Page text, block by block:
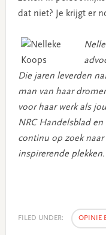
dat niet? Je krijgt er
Die jaren leverden
man van haar
voor haar werk als
NRC Handelsblad
continu op zoek
inspirerende plekken.
FILED UNDER: OPINIE